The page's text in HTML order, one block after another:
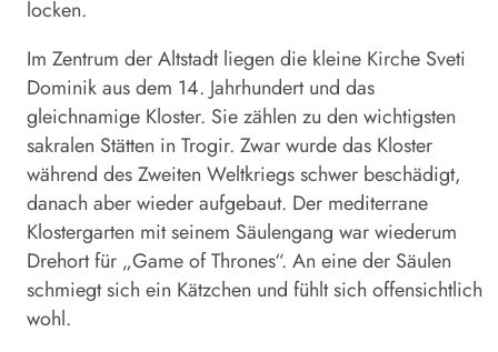
locken.
Im Zentrum der Altstadt liegen die kleine Kirche Sveti
Dominik aus dem 14. Jahrhundert und das
gleichnamige Kloster. Sie zählen zu den wichtigsten
sakralen Stätten in Trogir. Zwar wurde das Kloster
während des Zweiten Weltkriegs schwer beschädigt,
danach aber wieder aufgebaut. Der mediterrane
Klostergarten mit seinem Säulengang war wiederum
Drehort für „Game of Thrones“. An eine der Säulen
schmiegt sich ein Kätzchen und fühlt sich offensichtlich
wohl.